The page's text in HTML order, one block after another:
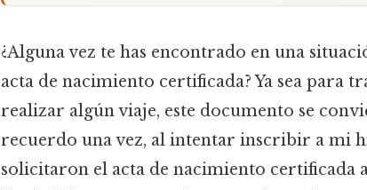
¿Alguna vez te has encontrado en una
acta de nacimiento certificada? Ya sea para
realizar algún viaje, este documento se
recuerdo una vez, al intentar inscribir a mi
solicitaron el acta de nacimiento certificada